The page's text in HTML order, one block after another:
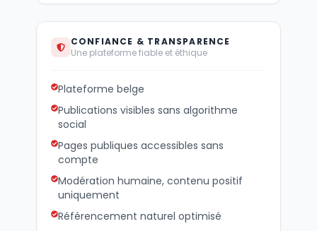
CONFIANCE & TRANSPARENCE
Une plateforme fiable et éthique
Plateforme belge
Publications visibles sans algorithme
social
Pages publiques accessibles sans
compte
Modération humaine, contenu positif
uniquement
Référencement naturel optimisé